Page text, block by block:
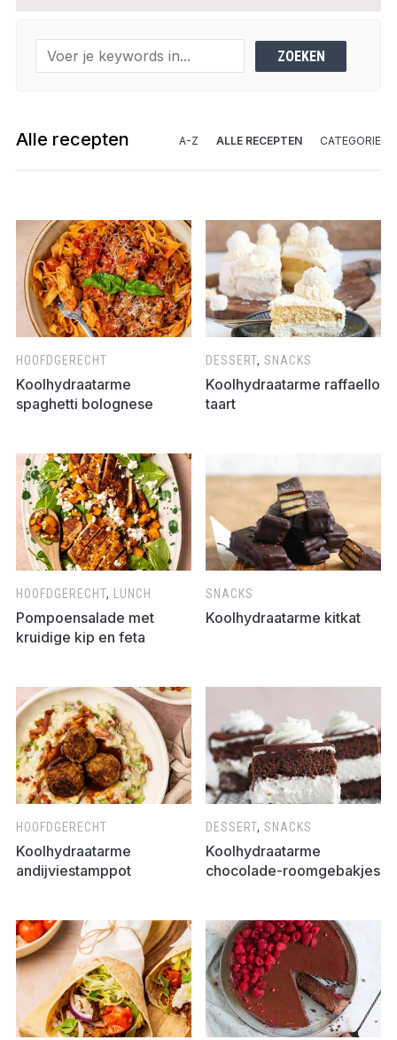
A-Z ALLE RECEPTEN CATEGORIE
Alle recepten
HOOFDGERECHT
Koolhydraatarme
spaghetti bolognese
DESSERT,SNACKS
Koolhydraatarme raffaello
taart
HOOFDGERECHT, LUNCH
Pompoensalade met
kruidige kip en feta
SNACKS
Koolhydraatarme kitkat
HOOFDGERECHT
Koolhydraatarme
andijviestamppot
DESSERT,SNACKS
Koolhydraatarme
chocolade-roomgebakjes